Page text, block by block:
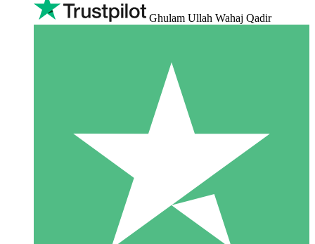
Ghulam Ullah Wahaj Qadir